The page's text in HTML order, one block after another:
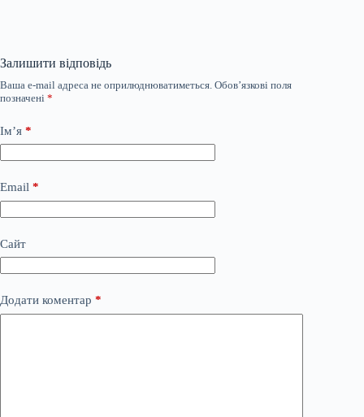
Залишити відповідь
Ваша e-mail адреса не оприлюднюватиметься. Обов’язкові поля
позначені *
Ім’я *
Email *
Сайт
Додати коментар *